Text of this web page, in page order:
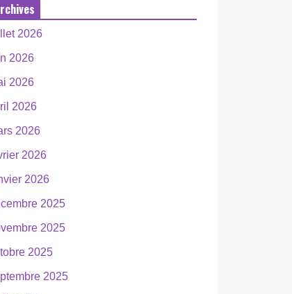
2026
2026
2026
2026
2026
2026
2026
2025
2025
2025
2025